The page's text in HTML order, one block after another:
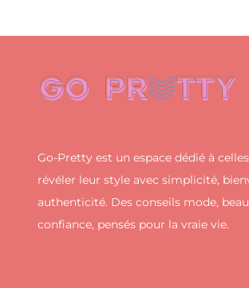
Go-Pretty est un espace dédié à
révéler leur style avec simplicité,
authenticité. Des conseils mode,
confiance, pensés pour la vraie vie.